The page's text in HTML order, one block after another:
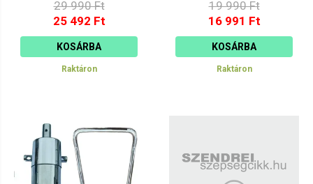
29 990 Ft
25 492 Ft
KOSÁRBA
Raktáron
19 990 Ft
16 991 Ft
KOSÁRBA
Raktáron